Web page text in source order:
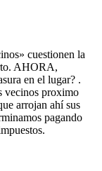
cuestionen la
AHORA,
en el lugar? .
vecinos proximo
arrojan ahí sus
pagando